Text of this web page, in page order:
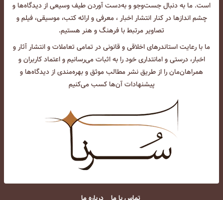
است. ما به دنبال جست‌و‌جو و به‌دست آوردن طیف وسیعی از دیدگاه‌ها و
چشم انداز‌ها در کنار انتشار اخبار ، معرفی و ارائه کتب، موسیقی، فیلم و
تصاویر مرتبط با فرهنگ و هنر هستیم.
ما با رعایت استاندرهای اخلاقی و قانونی در تمامی تعاملات و انتشار آثار و
اخبار، درستی و امانتداری خود را به اثبات می‌رسانیم و اعتماد کاربران و
همراهان‌مان را از طریق نشر مطالب موثق و بهره‌مندی از دیدگاه‌ها و
پیشنهادات آن‌ها کسب می‌کنیم